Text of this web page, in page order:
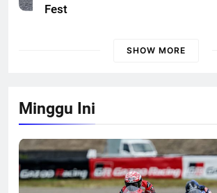
Fest
SHOW MORE
Minggu Ini